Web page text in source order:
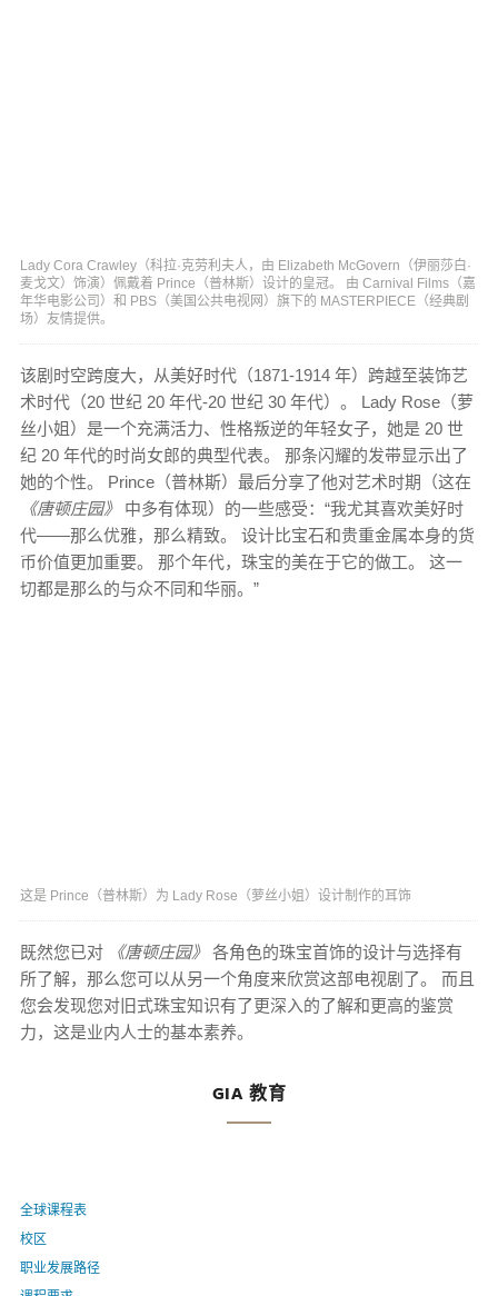
Lady Cora Crawley（科拉·克劳利夫人，由 Elizabeth McGovern（伊丽莎白·
麦戈文）饰演）佩戴着 Prince（普林斯）设计的皇冠。 由 Carnival Films（嘉
年华电影公司）和 PBS（美国公共电视网）旗下的 MASTERPIECE（经典剧
场）友情提供。
该剧时空跨度大，从美好时代（1871-1914 年）跨越至装饰艺
术时代（20 世纪 20 年代-20 世纪 30 年代）。 Lady Rose（萝
丝小姐）是一个充满活力、性格叛逆的年轻女子，她是 20 世
纪 20 年代的时尚女郎的典型代表。 那条闪耀的发带显示出了
她的个性。 Prince（普林斯）最后分享了他对艺术时期（这在
《唐顿庄园》
中多有体现）的一些感受：“我尤其喜欢美好时
代——那么优雅，那么精致。 设计比宝石和贵重金属本身的货
币价值更加重要。 那个年代，珠宝的美在于它的做工。 这一
切都是那么的与众不同和华丽。”
这是 Prince（普林斯）为 Lady Rose（萝丝小姐）设计制作的耳饰
既然您已对 《唐顿庄园》 各角色的珠宝首饰的设计与选择有
所了解，那么您可以从另一个角度来欣赏这部电视剧了。 而且
您会发现您对旧式珠宝知识有了更深入的了解和更高的鉴赏
力，这是业内人士的基本素养。
GIA 教育
全球课程表
校区
职业发展路径